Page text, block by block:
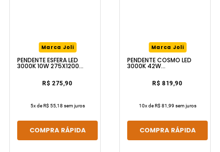
Marca Joli
PENDENTE ESFERA LED
3000K 10W 275X1200
R$ 275,90
5x deR$ 55,18 sem juros
COMPRA RÁPIDA
Marca Joli
PENDENTE COSMO LED
3000K 42W
R$ 819,90
10x deR$ 81,99 sem juros
COMPRA RÁPIDA